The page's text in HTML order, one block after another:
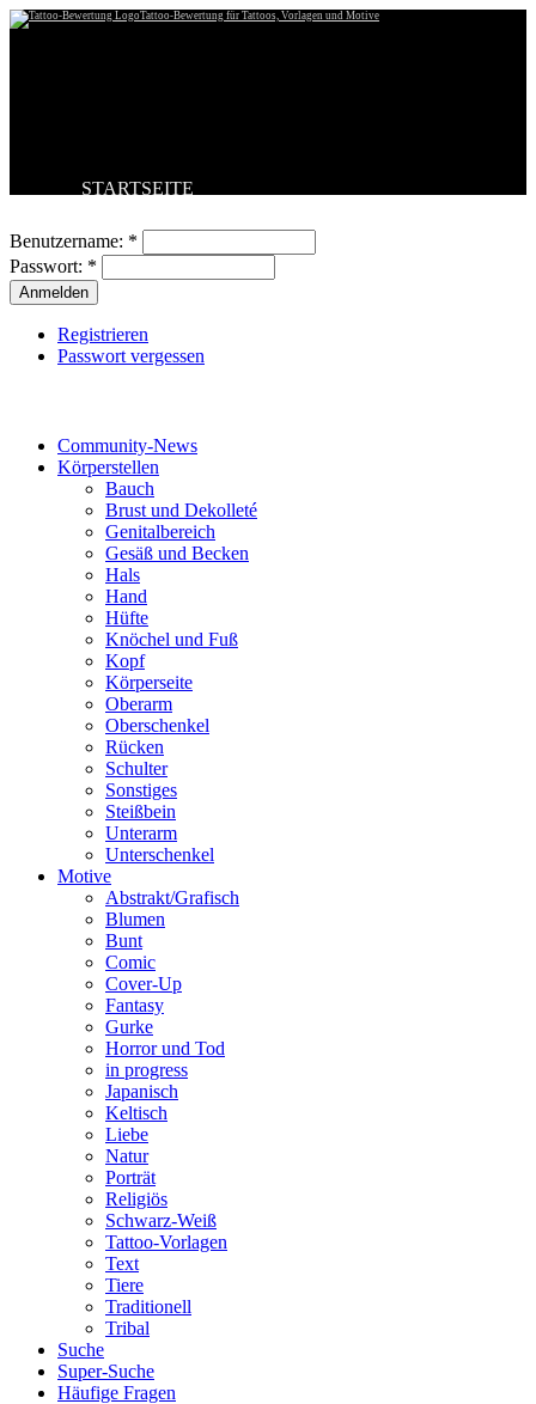
Tattoo-Bewertung für Tattoos, Vorlagen und Motive
STARTSEITE
BESTE TATTOOS
NEUESTE TATTOOS
KOMMENTARE
FORUM
Benutzername: *
Passwort: *
Registrieren
Passwort vergessen
Community-News
Körperstellen
Bauch
Brust und Dekolleté
Genitalbereich
Gesäß und Becken
Hals
Hand
Hüfte
Knöchel und Fuß
Kopf
Körperseite
Oberarm
Oberschenkel
Rücken
Schulter
Sonstiges
Steißbein
Unterarm
Unterschenkel
Motive
Abstrakt/Grafisch
Blumen
Bunt
Comic
Cover-Up
Fantasy
Gurke
Horror und Tod
in progress
Japanisch
Keltisch
Liebe
Natur
Porträt
Religiös
Schwarz-Weiß
Tattoo-Vorlagen
Text
Tiere
Traditionell
Tribal
Suche
Super-Suche
Häufige Fragen